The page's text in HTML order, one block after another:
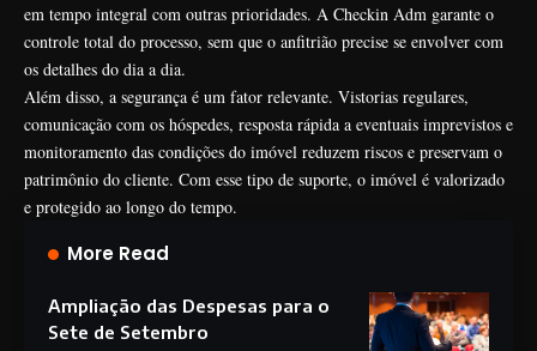
em tempo integral com outras prioridades. A Checkin Adm garante o
controle total do processo, sem que o anfitrião precise se envolver com
os detalhes do dia a dia.
Além disso, a segurança é um fator relevante. Vistorias regulares,
comunicação com os hóspedes, resposta rápida a eventuais imprevistos e
monitoramento das condições do imóvel reduzem riscos e preservam o
patrimônio do cliente. Com esse tipo de suporte, o imóvel é valorizado
e protegido ao longo do tempo.
More Read
Ampliação das Despesas para o
Sete de Setembro